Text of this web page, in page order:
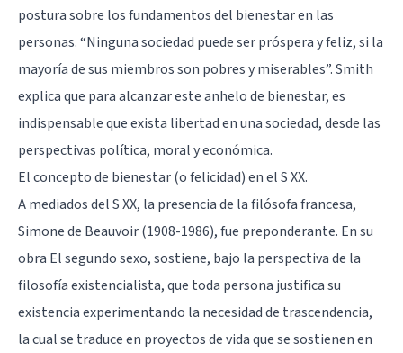
postura sobre los fundamentos del bienestar en las
personas. “Ninguna sociedad puede ser próspera y feliz, si la
mayoría de sus miembros son pobres y miserables”. Smith
explica que para alcanzar este anhelo de bienestar, es
indispensable que exista libertad en una sociedad, desde las
perspectivas política, moral y económica.
El concepto de bienestar (o felicidad) en el S XX.
A mediados del S XX, la presencia de la filósofa francesa,
Simone de Beauvoir (1908-1986), fue preponderante. En su
obra El segundo sexo, sostiene, bajo la perspectiva de la
filosofía existencialista, que toda persona justifica su
existencia experimentando la necesidad de trascendencia,
la cual se traduce en proyectos de vida que se sostienen en